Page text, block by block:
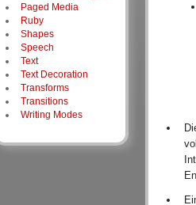
Paged Media
Ruby
Shapes
Speech
Text
Text Decoration
Transforms
Transitions
Writing Modes